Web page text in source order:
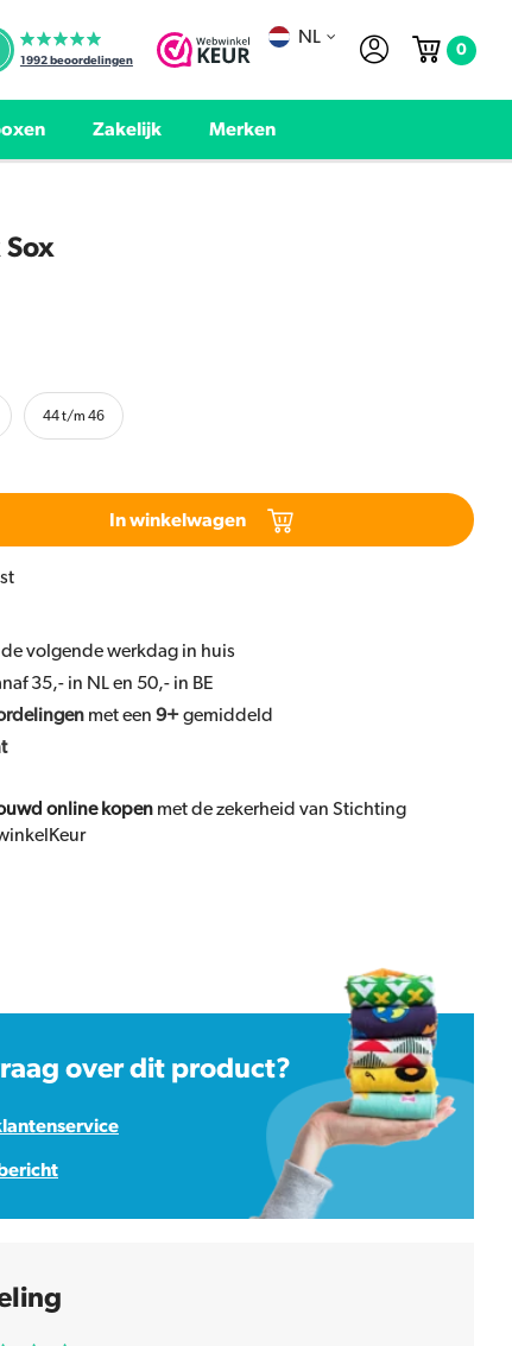
1992beoordelingen
NL
0
Zakelijk Merken
Sox
44 t/m 46
In winkelwagen
volgende werkdag in huis
35,- in NL en 50,- in BE
met een 9+gemiddeld
online kopen met de zekerheid van Stichting
over dit product?